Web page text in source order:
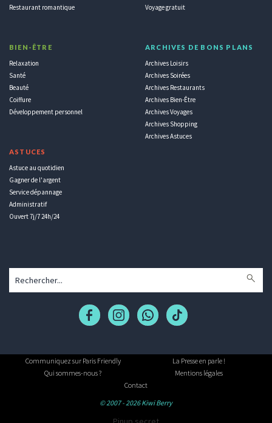
Restaurant romantique
BIEN-ÊTRE
Relaxation
Santé
Beauté
Coiffure
Développement personnel
ASTUCES
Astuce au quotidien
Gagner de l'argent
Service dépannage
Administratif
Ouvert 7j/7 24h/24
Voyage gratuit
ARCHIVES DE BONS PLANS
Archives Loisirs
Archives Soirées
Archives Restaurants
Archives Bien-Être
Archives Voyages
Archives Shopping
Archives Astuces
Communiquez sur Paris Friendly
La Presse en parle !
Qui sommes-nous ?
Mentions légales
Contact
© 2007 - 2026 Kiwi Berry